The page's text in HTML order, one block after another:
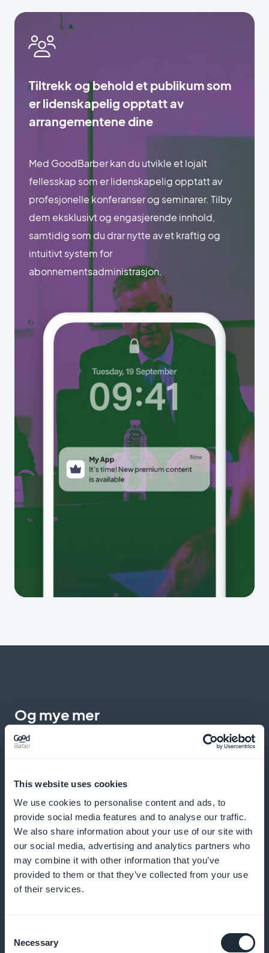
This website uses cookies
We use cookies to personalise content and ads, to
provide social media features and to analyse our traffic.
We also share information about your use of our site with
our social media, advertising and analytics partners who
may combine it with other information that you’ve
provided to them or that they’ve collected from your use
of their services.
Selection
Necessary
Tiltrekk og behold et publikum som
er lidenskapelig opptatt av
arrangementene dine
Med GoodBarber kan du utvikle et lojalt
fellesskap som er lidenskapelig opptatt av
profesjonelle konferanser og seminarer. Tilby
dem eksklusivt og engasjerende innhold,
samtidig som du drar nytte av et kraftig og
intuitivt system for
abonnementsadministrasjon.
Og mye mer
Detaljert statistikk over deltakere på
faglige konferanser og seminarer
Få tilgang til presise analyser av abonnentene dine
og optimaliser innholdsstrategien din
Widget for abonnementskampanje